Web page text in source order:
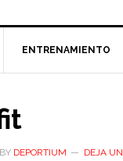
ENTRENAMIENTO
BY DEPORTIUM DEJA